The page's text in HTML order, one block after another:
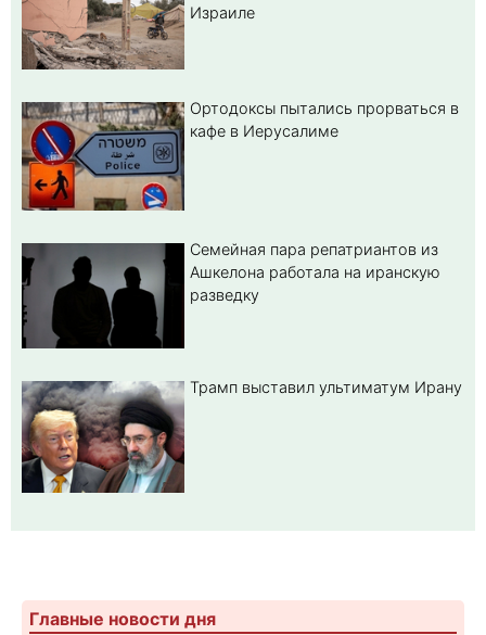
Израиле
Ортодоксы пытались прорваться в
кафе в Иерусалиме
Семейная пара репатриантов из
Ашкелона работала на иранскую
разведку
Трамп выставил ультиматум Ирану
Главные новости дня